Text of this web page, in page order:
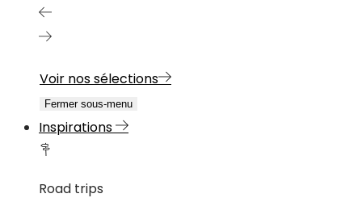
Voir nos sélections
Fermer sous-menu
Inspirations
Road trips